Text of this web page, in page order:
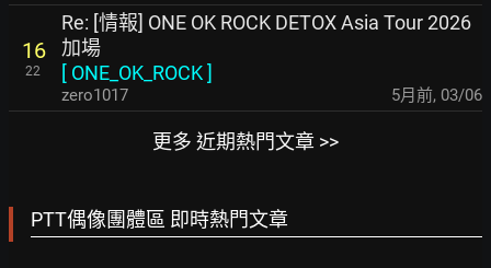
16
22
Re: [情報] ONE OK ROCK DETOX Asia Tour 2026
加場
[ ONE_OK_ROCK]
zero1017 5月前, 03/06
更多 近期熱門文章 >>
PTT偶像團體區 即時熱門文章